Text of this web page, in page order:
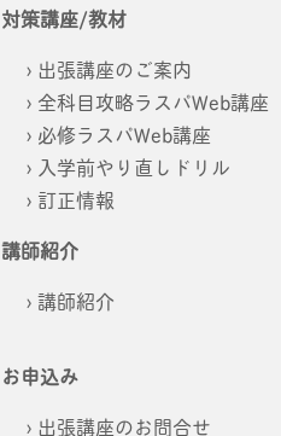
対策講座/教材
出張講座のご案内
全科目攻略ラスパWeb講座
必修ラスパWeb講座
入学前やり直しドリル
訂正情報
講師紹介
講師紹介
お申込み
出張講座のお問合せ